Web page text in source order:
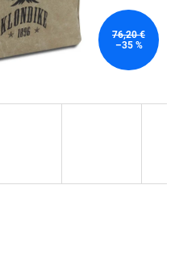
76,20 €
–35 %